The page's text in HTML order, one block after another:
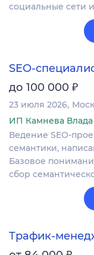
социальные сети
SEO-
до 100 000 ₽
23 июля 2026
ИП Камнева Влада
Ведение SEO-
семантики,
Базовое
сбор
Трафик-